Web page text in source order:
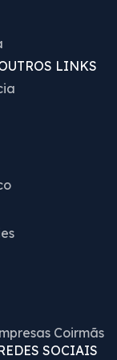
LINKS
Coirmãs
SOCIAIS